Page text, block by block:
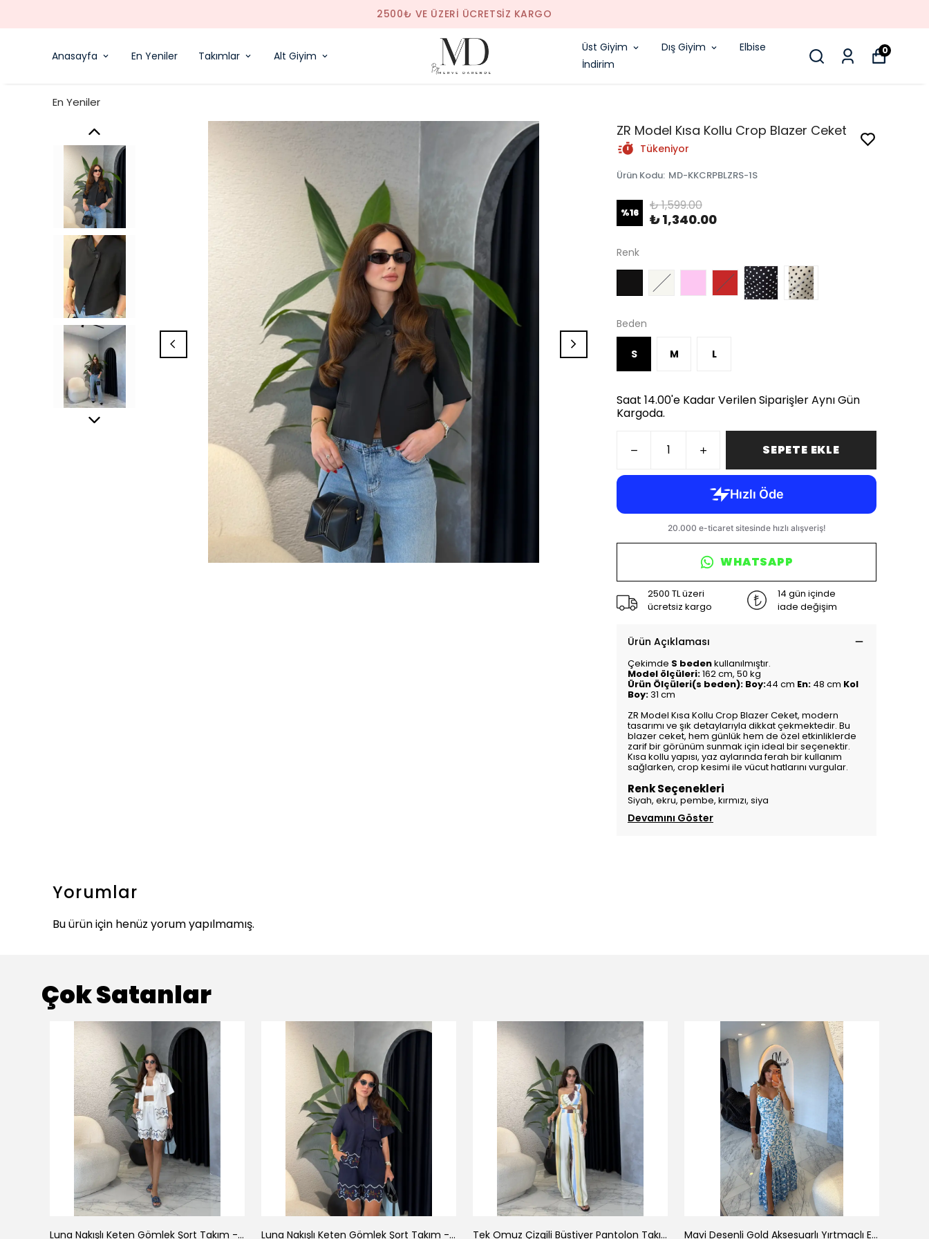
SAAT 14.00'E KADAR VERILEN SIPARIŞLER AYNI GÜN KARGODA!
Anasayfa En Yeniler Takımlar Alt Giyim
Üst Giyim Dış Giyim
Elbise
İndirim
0
En Yeniler
ZR Model Kısa Kollu Crop Blazer Ceket
Tükeniyor
Ürün Kodu: MD-KKCRPBLZRS-1S
%16 ₺ 1,599.00
₺ 1,340.00
Renk
Beden
S M L
Saat 14.00'e Kadar Verilen Siparişler Aynı Gün
Kargoda.
SEPETE EKLE
WHATSAPP
2500 TL üzeri
ücretsiz kargo
14 gün içinde
iade değişim
Ürün Açıklaması
Çekimde S bedenkullanılmıştır.
Model ölçüleri:162 cm, 50 kg
Ürün Ölçüleri(s beden): Boy:44 cm En: 48 cm Kol
Boy:31 cm
ZR Model Kısa Kollu Crop Blazer Ceket, modern
tasarımı ve şık detaylarıyla dikkat çekmektedir. Bu
blazer ceket, hem günlük hem de özel etkinliklerde
zarif bir görünüm sunmak için ideal bir seçenektir.
Kısa kollu yapısı, yaz aylarında ferah bir kullanım
sağlarken, crop kesimi ile vücut hatlarını vurgular.
Renk Seçenekleri
Siyah, ekru, pembe, kırmızı, siya
Devamını Göster
Yorumlar
Bu ürün için henüz yorum yapılmamış.
Çok Satanlar
Luna Nakışlı Keten Gömlek Şort Takım - Beyaz Luna Nakışlı Keten Gömlek Şort Takım - Lacivert Tek Omuz Çizgili Büstiyer Pantolon Takım Mavi Desenli Gold Aksesuarlı Yırtmaçlı Elbise